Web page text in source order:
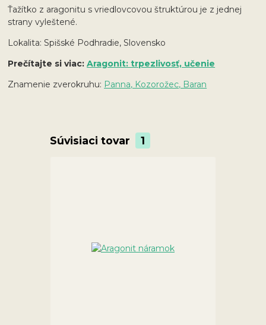
Ťažítko z aragonitu s vriedlovcovou štruktúrou je z jednej
strany vyleštené.
Lokalita: Spišské Podhradie, Slovensko
Prečítajte si viac:Aragonit: trpezlivosť, učenie
Znamenie zverokruhu: Panna, Kozorožec, Baran
Súvisiaci tovar 1